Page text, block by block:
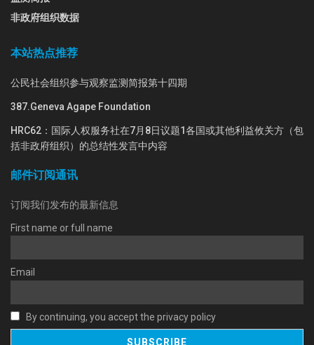
非政府组织数据
本站热点推荐
公民社会组织参与观察监测简报第十四期
387.Geneva Agape Foundation
HRC62：国际人权服务社在7月8日议题1各国或其他利益攸关方（包
括非政府组织）的总结性发言中内容
邮件订阅通讯
订阅我们发布的最新信息
First name or full name
Email
By continuing, you accept the privacy policy